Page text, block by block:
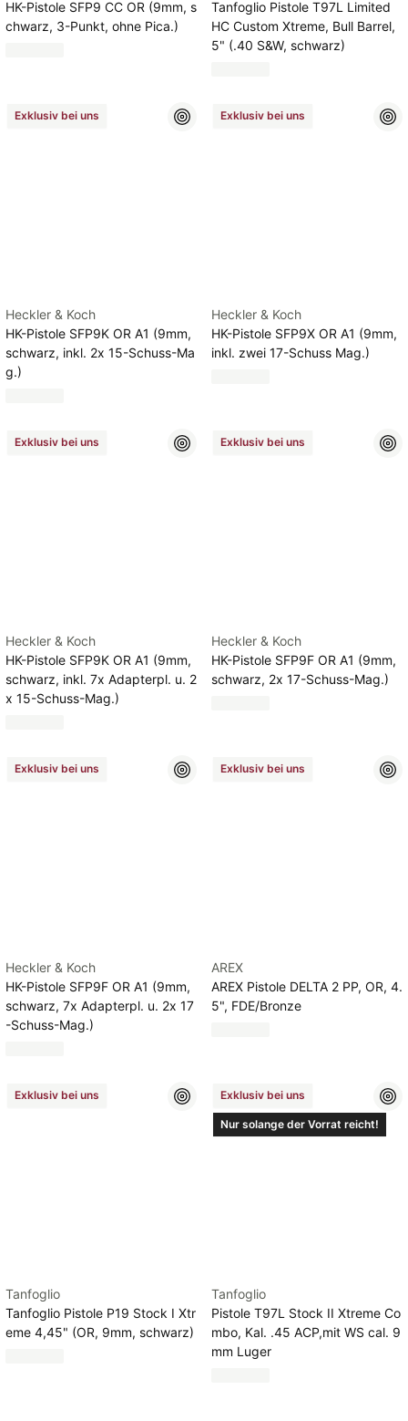
HK-Pistole SFP9 CC OR (9mm, s
chwarz, 3-Punkt, ohne Pica.)
Tanfoglio Pistole T97L Limited
HC Custom Xtreme, Bull Barrel,
5" (.40 S&W, schwarz)
Exklusiv bei uns
Heckler & Koch
HK-Pistole SFP9K OR A1 (9mm,
schwarz, inkl. 2x 15-Schuss-Ma
g.)
Exklusiv bei uns
Heckler & Koch
HK-Pistole SFP9X OR A1 (9mm,
inkl. zwei 17-Schuss Mag.)
Exklusiv bei uns
Heckler & Koch
HK-Pistole SFP9K OR A1 (9mm,
schwarz, inkl. 7x Adapterpl. u. 2
x 15-Schuss-Mag.)
Exklusiv bei uns
Heckler & Koch
HK-Pistole SFP9F OR A1 (9mm,
schwarz, 2x 17-Schuss-Mag.)
Exklusiv bei uns
Heckler & Koch
HK-Pistole SFP9F OR A1 (9mm,
schwarz, 7x Adapterpl. u. 2x 17
-Schuss-Mag.)
Exklusiv bei uns
AREX
AREX Pistole DELTA 2 PP, OR, 4.
5", FDE/Bronze
Exklusiv bei uns
Tanfoglio
Tanfoglio Pistole P19 Stock I Xtr
eme 4,45" (OR, 9mm, schwarz)
Exklusiv bei uns
Nur solange der Vorrat reicht!
Tanfoglio
Pistole T97L Stock II Xtreme Co
mbo, Kal. .45 ACP,mit WS cal. 9
mm Luger